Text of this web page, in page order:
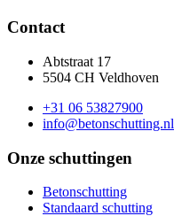
Contact
Abtstraat 17
5504 CH Veldhoven
+31 06 53827900
info@betonschutting.nl
Onze schuttingen
Betonschutting
Standaard schutting